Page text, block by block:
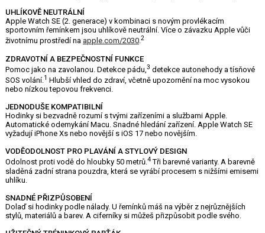
UHLÍKOVĚ NEUTRÁLNÍ
Apple Watch SE (2. generace) v kombinaci s novým provlékacím
sportovním řemínkem jsou uhlíkově neutrální. Více o závazku Apple vůči
životnímu prostředí na apple.com/2030.2
ZDRAVOTNÍ A BEZPEČNOSTNÍ FUNKCE
Pomoc jako na zavolanou. Detekce pádu, 3 detekce autonehody a tísňové
SOS volání.1 Hlubší vhled do zdraví, včetně upozornění na moc vysokou
nebo nízkou tepovou frekvenci.
JEDNODUŠE KOMPATIBILNÍ
Hodinky si bezvadně rozumí s tvými zařízeními a službami Apple.
Automatické odemykání Macu. Snadné hledání zařízení. Apple Watch SE
vyžadují iPhone Xs nebo novější s iOS 17 nebo novějším.
VODĚODOLNOST PRO PLAVÁNÍ A STYLOVÝ DESIGN
Odolnost proti vodě do hloubky 50 metrů.4Tři barevné varianty. A barevně
sladěná zadní strana pouzdra, která se vyrábí procesem s nižšími emisemi
uhlíku.
SNADNÉ PŘIZPŮSOBENÍ
Dolaď si hodinky podle nálady. U řemínků máš na výběr z nejrůznějších
stylů, materiálů a barev. A ciferníky si můžeš přizpůsobit podle svého.